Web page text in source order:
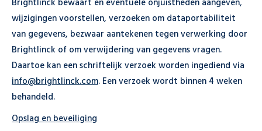
Brightlinck bewaart en eventuele onjuistheden aangeven,
wijzigingen voorstellen, verzoeken om dataportabiliteit
van gegevens, bezwaar aantekenen tegen verwerking door
Brightlinck of om verwijdering van gegevens vragen.
Daartoe kan een schriftelijk verzoek worden ingediend via
info@brightlinck.com. Een verzoek wordt binnen 4 weken
behandeld.
Opslag en beveiliging